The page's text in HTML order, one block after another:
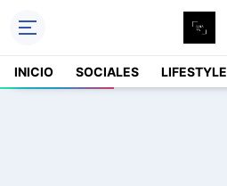
INICIO SOCIALES LIFESTYLE